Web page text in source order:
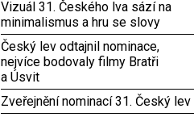
Vizuál 31. Českého lva sází na
minimalismus a hru se slovy
Český lev odtajnil nominace,
nejvíce bodovaly filmy Bratři
a Úsvit
Zveřejnění nominací 31. Český lev